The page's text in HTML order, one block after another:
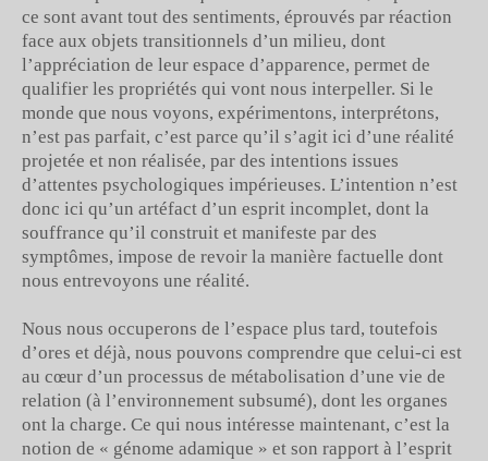
ce sont avant tout des sentiments, éprouvés par réaction
face aux objets transitionnels d’un milieu, dont
l’appréciation de leur espace d’apparence, permet de
qualifier les propriétés qui vont nous interpeller. Si le
monde que nous voyons, expérimentons, interprétons,
n’est pas parfait, c’est parce qu’il s’agit ici d’une réalité
projetée et non réalisée, par des intentions issues
d’attentes psychologiques impérieuses. L’intention n’est
donc ici qu’un artéfact d’un esprit incomplet, dont la
souffrance qu’il construit et manifeste par des
symptômes, impose de revoir la manière factuelle dont
nous entrevoyons une réalité.
Nous nous occuperons de l’espace plus tard, toutefois
d’ores et déjà, nous pouvons comprendre que celui-ci est
au cœur d’un processus de métabolisation d’une vie de
relation (à l’environnement subsumé), dont les organes
ont la charge. Ce qui nous intéresse maintenant, c’est la
notion de « génome adamique » et son rapport à l’esprit